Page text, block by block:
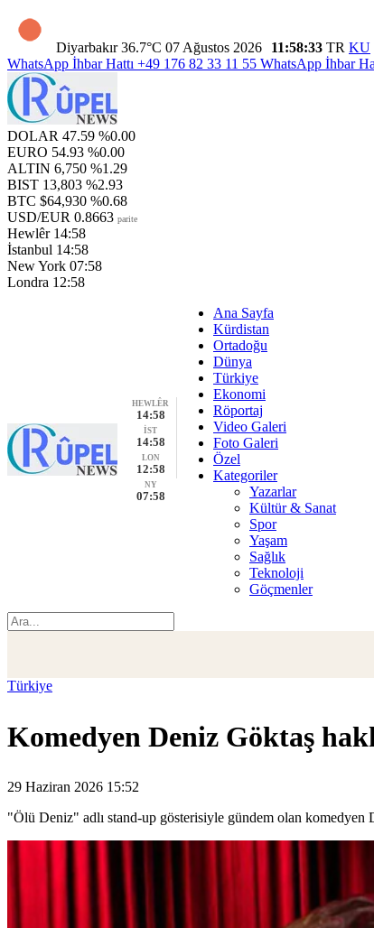
Diyarbakır 36.7°C 07 Ağustos 2026 11:58:34 TR KU
WhatsApp İhbar Hattı +49 176 82 33 11 55 WhatsApp İhbar
DOLAR 47.59 %0.00
EURO 54.93 %0.00
ALTIN 6,750 %1.29
BIST 13,803 %2.93
BTC $64,930 %0.68
USD/EUR 0.8663 parite
Hewlêr 14:58
İstanbul 14:58
New York 07:58
Londra 12:58
HEWLÊR
14:58
İST
14:58
LON
12:58
NY
07:58
Ana Sayfa
Kürdistan
Ortadoğu
Dünya
Türkiye
Ekonomi
Röportaj
Video Galeri
Foto Galeri
Özel
Kategoriler
Yazarlar
Kültür & Sanat
Spor
Yaşam
Sağlık
Teknoloji
Göçmenler
Türkiye
Komedyen Deniz Göktaş
29 Haziran 2026 15:52
"Ölü Deniz" adlı stand-up gösterisiyle gündem olan komedyen